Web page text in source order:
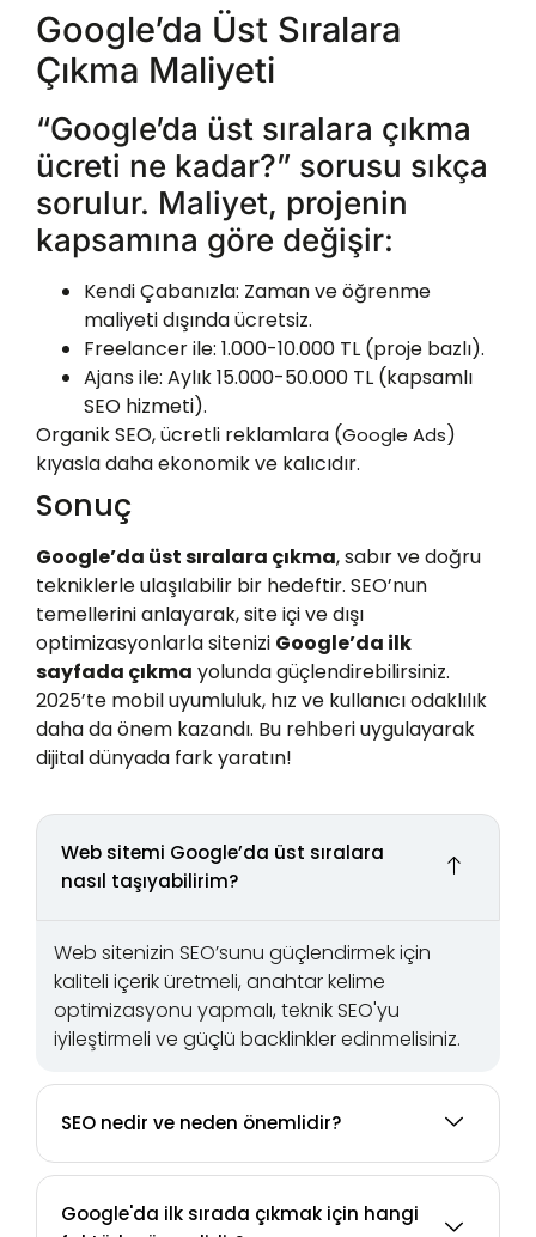
Google’da Üst Sıralara
Çıkma Maliyeti
“Google’da üst sıralara çıkma
ücreti ne kadar?” sorusu sıkça
sorulur. Maliyet, projenin
kapsamına göre değişir:
Kendi Çabanızla: Zaman ve öğrenme
maliyeti dışında ücretsiz.
Freelancer ile: 1.000-10.000 TL (proje bazlı).
Ajans ile: Aylık 15.000-50.000 TL (kapsamlı
SEO hizmeti).
Organik SEO, ücretli reklamlara (Google Ads)
kıyasla daha ekonomik ve kalıcıdır.
Sonuç
Google’da üst sıralara çıkma, sabır ve doğru
tekniklerle ulaşılabilir bir hedeftir. SEO’nun
temellerini anlayarak, site içi ve dışı
optimizasyonlarla sitenizi Google’da ilk
sayfada çıkma yolunda güçlendirebilirsiniz.
2025’te mobil uyumluluk, hız ve kullanıcı odaklılık
daha da önem kazandı. Bu rehberi uygulayarak
dijital dünyada fark yaratın!
Web sitemi Google’da üst sıralara
nasıl taşıyabilirim?
Web sitenizin SEO’sunu güçlendirmek için
kaliteli içerik üretmeli, anahtar kelime
optimizasyonu yapmalı, teknik SEO'yu
iyileştirmeli ve güçlü backlinkler edinmelisiniz.
SEO nedir ve neden önemlidir?
Google'da ilk sırada çıkmak için hangi